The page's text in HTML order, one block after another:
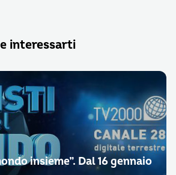
interessarti
insieme”. Dal 16 gennaio